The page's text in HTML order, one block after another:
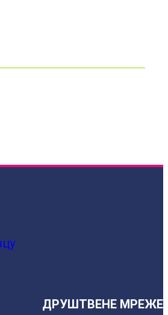
ДРУШТВЕНЕ МРЕЖЕ